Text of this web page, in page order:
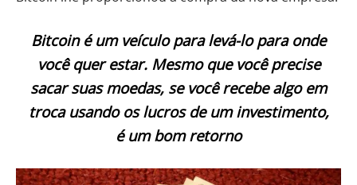
Bitcoin é um veículo para levá-lo para onde
você quer estar. Mesmo que você precise
sacar suas moedas, se você recebe algo em
troca usando os lucros de um investimento,
é um bom retorno